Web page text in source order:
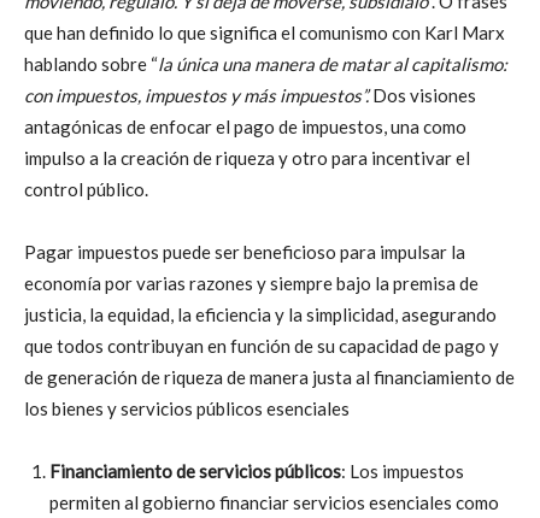
que han definido lo que significa el comunismo con Karl Marx
hablando sobre “la única una manera de matar al capitalismo:
con impuestos, impuestos y más impuestos”.Dos visiones
antagónicas de enfocar el pago de impuestos, una como
impulso a la creación de riqueza y otro para incentivar el
control público.
Pagar impuestos puede ser beneficioso para impulsar la
economía por varias razones y siempre bajo la premisa de
justicia, la equidad, la eficiencia y la simplicidad, asegurando
que todos contribuyan en función de su capacidad de pago y
de generación de riqueza de manera justa al financiamiento de
los bienes y servicios públicos esenciales
Financiamiento de servicios públicos: Los impuestos
permiten al gobierno financiar servicios esenciales como